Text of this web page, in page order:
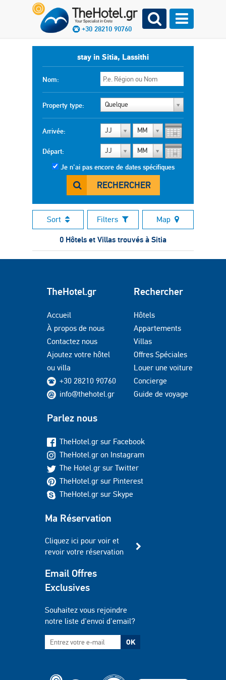
+30 28210 90760
stay in Sitia, Lassithi
Nom:
Property type: Quelque
Arrivée: JJ MM
Départ: JJ MM
Je n'ai pas encore de dates spécifiques
RECHERCHER
Sort Filters Map
0 Hôtels et Villas trouvés à Sitia
TheHotel.gr
Accueil
À propos de nous
Contactez nous
Ajoutez votre hôtel
ou villa
+30 28210 90760
info@thehotel.gr
Rechercher
Hôtels
Appartements
Villas
Offres Spéciales
Louer une voiture
Concierge
Guide de voyage
Parlez nous
TheHotel.gr sur Facebook
TheHotel.gr on Instagram
The Hotel.gr sur Twitter
TheHotel.gr sur Pinterest
TheHotel.gr sur Skype
Ma Réservation
Cliquez ici pour voir et
revoir votre réservation
Email Offres
Exclusives
Souhaitez vous rejoindre
notre liste d'envoi d'email?
OK